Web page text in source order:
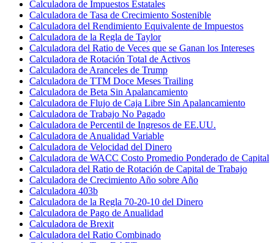
Calculadora de Impuestos Estatales
Calculadora de Tasa de Crecimiento Sostenible
Calculadora del Rendimiento Equivalente de Impuestos
Calculadora de la Regla de Taylor
Calculadora del Ratio de Veces que se Ganan los Intereses
Calculadora de Rotación Total de Activos
Calculadora de Aranceles de Trump
Calculadora de TTM Doce Meses Trailing
Calculadora de Beta Sin Apalancamiento
Calculadora de Flujo de Caja Libre Sin Apalancamiento
Calculadora de Trabajo No Pagado
Calculadora de Percentil de Ingresos de EE.UU.
Calculadora de Anualidad Variable
Calculadora de Velocidad del Dinero
Calculadora de WACC Costo Promedio Ponderado de Capital
Calculadora del Ratio de Rotación de Capital de Trabajo
Calculadora de Crecimiento Año sobre Año
Calculadora 403b
Calculadora de la Regla 70-20-10 del Dinero
Calculadora de Pago de Anualidad
Calculadora de Brexit
Calculadora del Ratio Combinado